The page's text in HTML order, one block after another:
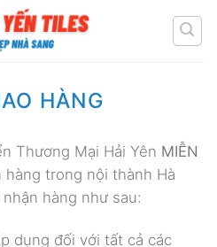
HÀNG
Thương Mại Hải Yên MIỄN
hàng trong nội thành Hà
hàng như sau:
dụng đối với tất cả các